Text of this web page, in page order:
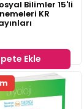
Bilimler 15'li
KR
Ekle